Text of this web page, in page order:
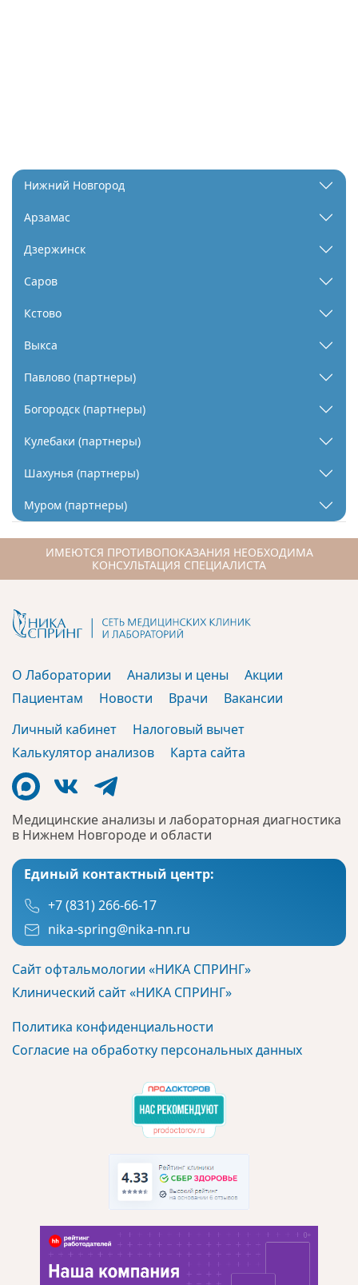
Нижний Новгород
Арзамас
Дзержинск
Саров
Кстово
Выкса
Павлово (партнеры)
Богородск (партнеры)
Кулебаки (партнеры)
Шахунья (партнеры)
Муром (партнеры)
ИМЕЮТСЯ ПРОТИВОПОКАЗАНИЯ НЕОБХОДИМА
КОНСУЛЬТАЦИЯ СПЕЦИАЛИСТА
Медицинские анализы и лабораторная диагностика
в Нижнем Новгороде и области
Единый контактный центр:
+7 (831) 266-66-17
nika-spring@nika-nn.ru
Сайт офтальмологии «НИКА СПРИНГ»
Клинический сайт «НИКА СПРИНГ»
Политика конфиденциальности
Согласие на обработку персональных данных
О Лаборатории Анализы и цены
Акции
Пациентам
Новости Врачи
Вакансии
Личный кабинет
Налоговый вычет
Калькулятор анализов
Карта сайта